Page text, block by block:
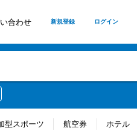
合わせ 新規登録 ログイン
型スポーツ 航空券 ホテル